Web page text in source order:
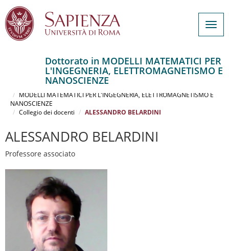
contenuto
principale
Dottorato in MODELLI MATEMATICI PER
L'INGEGNERIA, ELETTROMAGNETISMO E
NANOSCIENZE
MODELLI MATEMATICI PER L'INGEGNERIA, ELETTROMAGNETISMO E
NANOSCIENZE
Collegio dei docenti
ALESSANDRO BELARDINI
ALESSANDRO BELARDINI
Professore associato